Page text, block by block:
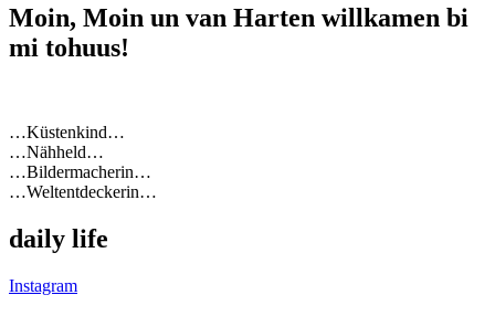
Moin, Moin un van Harten willkamen bi
mi tohuus!
…Küstenkind…
…Nähheld…
…Bildermacherin…
…Weltentdeckerin…
daily life
Instagram